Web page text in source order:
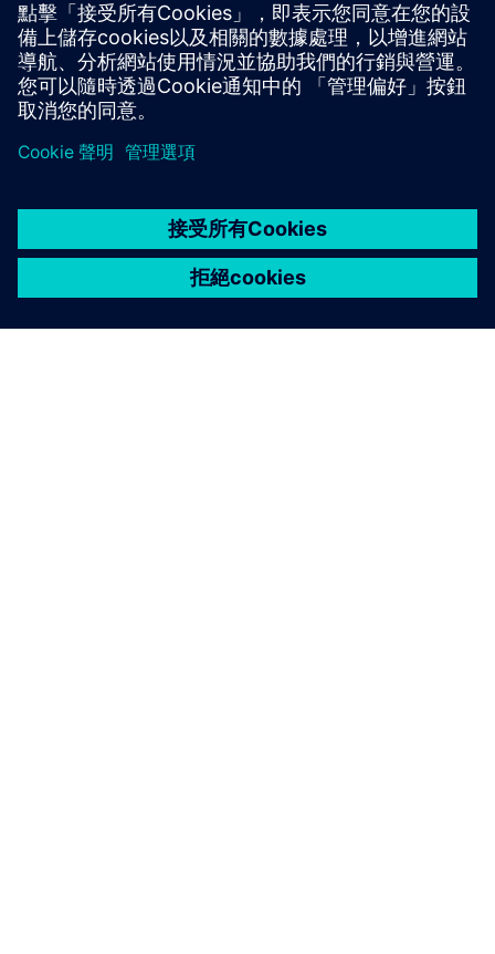
模擬旋轉式 PD 機器，例如捲軸、螺桿、葉片、齒輪和真空
泵浦。
深入了解